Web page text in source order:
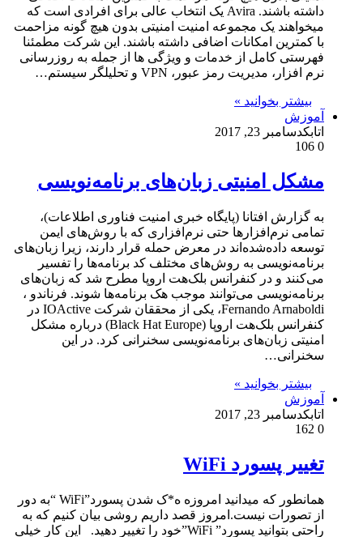
داشته باشند. Avira یک انتخاب عالی برای افرادی است که
میخواهند یک مجموعه امنیت امنیتی بدون هیچ گونه مزاحمت
با کمترین امکانات اضافی داشته باشند. این شرکت مطمئنا
فهرستی کامل از خدمات و ویژگی ها از جمله به روزرسانی
نرم افزار، مدیریت رمز عبور، VPN و تحلیلگر سیستم…
بیشتر بخوانید »
آموزش
اتابکدسامبر 23, 2017
0
مشکل امنیتی زبان‌های برنامه‌نویسی
به گزارش افتانا (پایگاه خبری امنیت فناوری اطلاعات)،
تمامی نرم‌افزارها حتی نرم‌افزاری که با روش‌های ایمن
توسعه داده‌شده‌اند در معرض حمله قرار دارند، زیرا زبان‌های
برنامه‌نویسی به روش‌های مختلف کد برنامه‌ها را تفسیر
می‌کنند و در کنفرانس بلک‌هت اروپا مطرح شد که زبان‌های
برنامه‌نویسی می‌توانند موجب هک برنامه‌ها شوند. فرناندو ،
Fernando Arnaboldi، یکی از محققان شرکت IOActive در
کنفرانس بلک‌هت اروپا (Black Hat Europe) درباره مشکل
امنیتی زبان‌های برنامه‌نویسی سخنرانی کرد. در این
سخنرانی…
بیشتر بخوانید »
آموزش
اتابکدسامبر 23, 2017
0
تغییر پسورد WiFi
همانطور که میدانید امروزه ه*ک شدن پسورد”WiFi “به دور
از تصورات نیست.امروز قصد داریم روشی بیان کنیم که به
راحتی بتوانید پسورد” WiFi”خود را تغییر دهید. این کار خیلی